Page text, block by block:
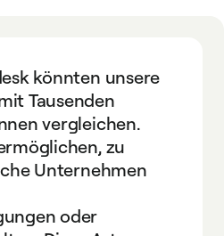
könnten unsere
Tausenden
vergleichen.
zu
Unternehmen
oder